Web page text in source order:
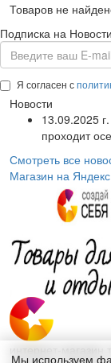
Товаров не
Подписка на Новости
Я согласен с
Новости
13.09.2025 г.
проходит
Смотреть все
Магазин на
интернет-магазин
Мы используем